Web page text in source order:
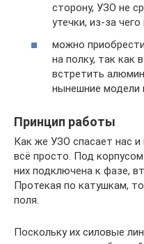
сторону, УЗО не
утечки, из-за
можно
на полку, так как
встретить
нынешние модели
Принцип работы
Как же УЗО спасает нас
всё просто. Под
них подключена к фазе,
Протекая по катушкам,
поля.
Поскольку их силовые